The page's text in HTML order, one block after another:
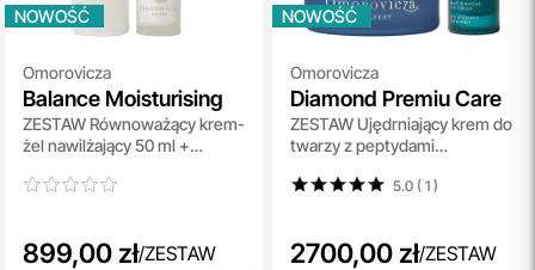
NOWOŚĆ
Omorovicza
Balance Moisturising
ZESTAW Równoważący krem-
żel ​​nawilżający 50 ml +
nawilżenie skóry 100 ml
899,00 zł/ZESTAW
NOWOŚĆ
Omorovicza
Diamond Premiu Care
ZESTAW Ujędrniający krem ​​do
twarzy z peptydami
pod oczy z peptydami
5.0 ( 1)
2700,00 zł/ZESTAW